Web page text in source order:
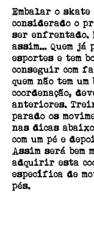
Embalar o skate
considerado o
ser enfrentado.
assim... Quem
esportes e tem
conseguir com
quem não tem
coordenação,
anteriores.
parado os
nas dicas
com um pé e
Assim será
adquirir esta
específica de
pés.